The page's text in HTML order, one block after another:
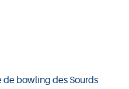
bowling des Sourds